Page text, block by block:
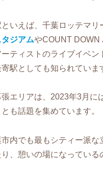
いえば、千葉ロッテマリ
ジアムやCOUNT DOWN
ティストのライブイベン
駅としても知られていま
張エリアは、2023年3月に
も話題を集めています。
内でも最もシティー派な
、憩いの場になっている